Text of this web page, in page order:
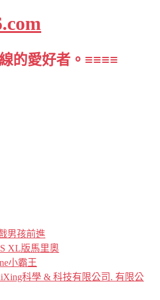
的愛好者。≡≡≡≡
男孩前進
XL版馬里奧
小霸王
科學 & 科技有限公司. 有限公